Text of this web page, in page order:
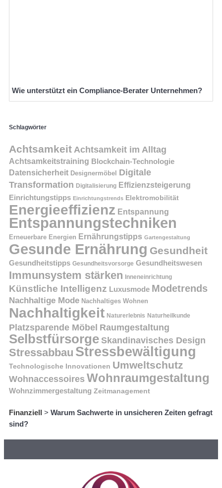
Wie unterstützt ein Compliance-Berater Unternehmen?
Schlagwörter
AchtsamkeitAchtsamkeit im Alltag
Achtsamkeitstraining Blockchain-Technologie
Datensicherheit Designermöbel
Digitale
Transformation Digitalisierung Effizienzsteigerung
Einrichtungstipps Einrichtungstrends Elektromobilität
Energieeffizienz Entspannung
Entspannungstechniken
Erneuerbare Energien Ernährungstipps Gartengestaltung
Gesunde Ernährung Gesundheit
Gesundheitstipps Gesundheitsvorsorge Gesundheitswesen
Immunsystem stärken Inneneinrichtung
Künstliche Intelligenz Luxusmode Modetrends
Nachhaltige Mode Nachhaltiges Wohnen
Nachhaltigkeit Naturerlebnis Naturheilkunde
Platzsparende Möbel Raumgestaltung
Selbstfürsorge Skandinavisches Design
Stressabbau Stressbewältigung
Technologische Innovationen Umweltschutz
Wohnaccessoires Wohnraumgestaltung
Wohnzimmergestaltung Zeitmanagement
Finanziell > Warum Sachwerte in unsicheren Zeiten gefragt
sind?